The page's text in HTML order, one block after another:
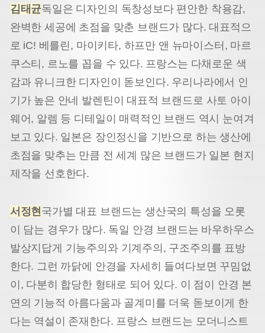
김태균독일은 디자인의 독창성보다 편안한 착용감,
완벽한 세공에 초점을 맞춘 브랜드가 많다. 대표적으
로 iC! 베를린, 마이키타, 하프만 앤 뉴마이스터, 마르
쿠스티, 르노를 꼽을 수 있다. 프랑스는 다채로운 색
감과 유니크한 디자인이 돋보인다. 우리나라에서 인
기가 높은 안네 발렌틴이 대표적 브랜드로 사토 아이
웨어, 알렘 등 디테일이 매력적인 브랜드 역시 눈여겨
보고 있다. 일본은 장인정신을 기반으로 하는 생산에
초점을 맞추는 만큼 전 세계 많은 브랜드가 일본 현지
제작을 선호한다.
서정현국가별 대표 브랜드는 생산국의 특성을 오롯
이 담는 경우가 많다. 독일 안경 브랜드는 바우하우스
발상지답게 기능주의와 기계주의, 구조주의를 표방
한다. 그런 까닭에 안경을 자세히 들여다보면 꾸밈없
이, 다분히 합당한 형태로 되어 있다. 이 점이 안경 본
연의 기능적 아름다움과 골계미를 더욱 돋보이게 한
다는 역설이 존재한다. 프랑스 브랜드는 모더니스트